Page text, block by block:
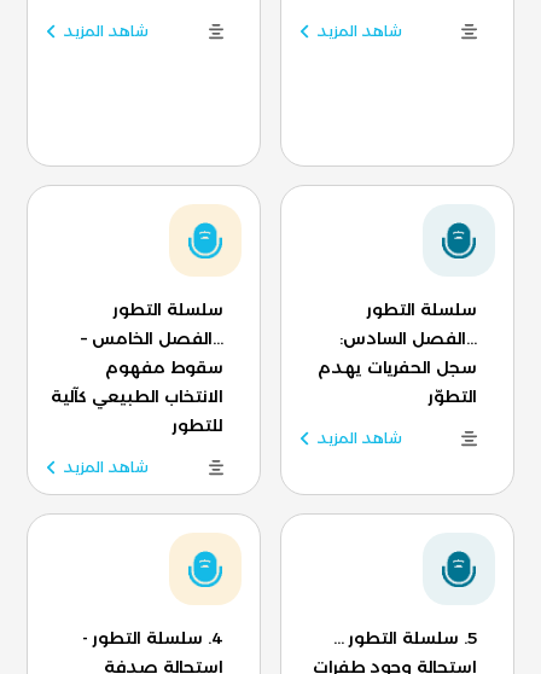
شاهد المزيد شاهد المزيد
سلسلة التطور
...الفصل السادس:
سجل الحفريات يهدم
التطوّر
شاهد المزيد
سلسلة التطور
...الفصل الخامس –
سقوط مفهوم
الانتخاب الطبيعي كآلية
للتطور
شاهد المزيد
5. سلسلة التطور ...
استحالة وجود طفرات
4. سلسلة التطور -
استحالة صدفة